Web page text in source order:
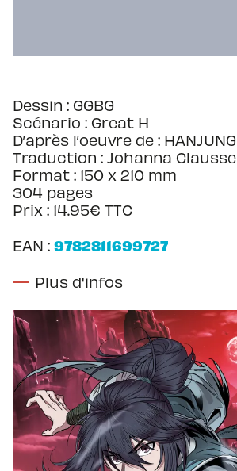
Dessin : GGBG
Scénario : Great H
D’après l’oeuvre de : HANJUNG
Traduction : Johanna Clausse
Format : 150 x 210 mm
304 pages
Prix : 14.95€ TTC
EAN : 9782811699727
Plus d'infos